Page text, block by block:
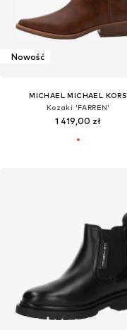
Nowość
MICHAEL MICHAEL KORS
Kozaki 'FARREN'
1 419,00 zł